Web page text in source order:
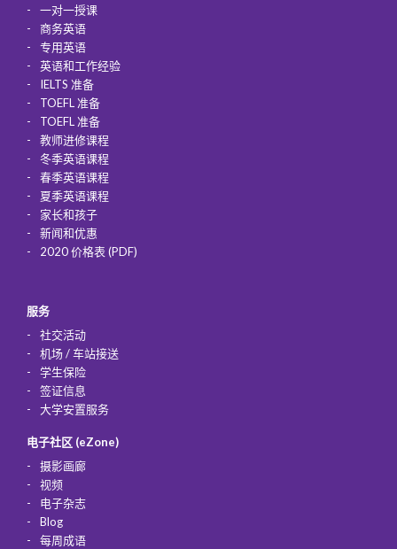
一对一授课
商务英语
专用英语
英语和工作经验
IELTS 准备
TOEFL 准备
TOEFL 准备
教师进修课程
冬季英语课程
春季英语课程
夏季英语课程
家长和孩子
新闻和优惠
2020 价格表 (PDF)
服务
社交活动
机场 / 车站接送
学生保险
签证信息
大学安置服务
电子社区 (eZone)
摄影画廊
视频
电子杂志
Blog
每周成语